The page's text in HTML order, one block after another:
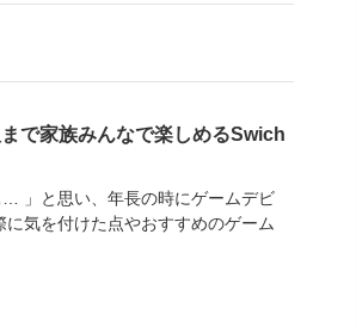
で家族みんなで楽しめるSwich
… 」と思い、年長の時にゲームデビ
気を付けた点やおすすめのゲーム